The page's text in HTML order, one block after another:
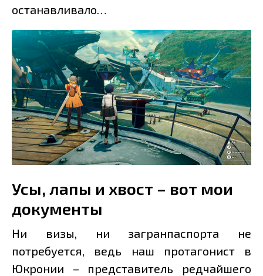
останавливало…
Усы, лапы и хвост – вот мои
документы
Ни визы, ни загранпаспорта не
потребуется, ведь наш протагонист в
Юкронии – представитель редчайшего